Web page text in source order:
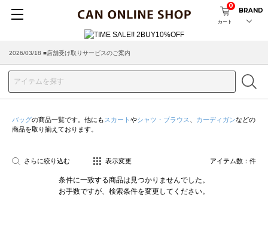
カート
0
BRAND
2026/03/18 ■店舗受け取りサービスのご案内
バッグの商品一覧です。他にも スカート やシャツ・ブラウス カーディガンなどの
商品を取り揃えております。
さらに絞り込む 表示変更 アイテム数： 件
条件に一致する商品は見つかりませんでした。
お手数ですが、検索条件を変更してください。